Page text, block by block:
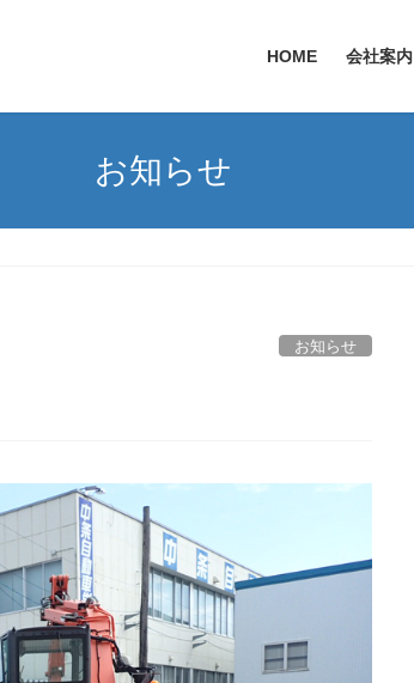
HOME 会社案内
お知らせ
お知らせ